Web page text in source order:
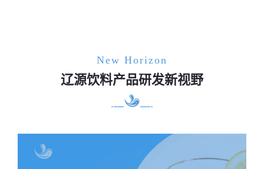
New Horizon
辽源饮料产品研发新视野